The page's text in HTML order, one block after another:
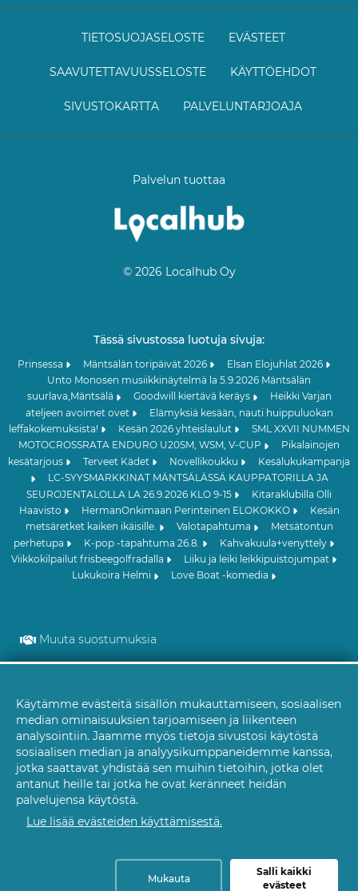
TIETOSUOJASELOSTE EVÄSTEET
SAAVUTETTAVUUSSELOSTE KÄYTTÖEHDOT
SIVUSTOKARTTA PALVELUNTARJOAJA
Palvelun tuottaa
© 2026 Localhub Oy
Tässä sivustossa luotuja sivuja:
Prinsessa Mäntsälän toripäivät 2026
Elsan Elojuhlat 2026
Unto Monosen musiikkinäytelmä la 5.9.2026 Mäntsälän
suurlava,Mäntsälä
Goodwill kiertävä keräys
Heikki Varjan
ateljeen avoimet ovet
Elämyksiä kesään, nauti huippuluokan
leffakokemuksista!
Kesän 2026 yhteislaulut
SML XXVII NUMMEN
MOTOCROSSRATA ENDURO U20SM, WSM, V-CUP
Pikalainojen
kesätarjous
Terveet Kädet Novellikoukku
Kesälukukampanja
LC-SYYSMARKKINAT MÄNTSÄLÄSSÄ KAUPPATORILLA JA
SEUROJENTALOLLA LA 26.9.2026 KLO 9-15
Kitaraklubilla Olli
Haavisto
HermanOnkimaan Perinteinen ELOKOKKO
Kesän
metsäretket kaiken ikäisille.
Valotapahtuma
Metsätontun
perhetupa
K-pop -tapahtuma 26.8.
Kahvakuula+venyttely
Viikkokilpailut frisbeegolfradalla
Liiku ja leiki leikkipuistojumpat
Lukukoira Helmi
Love Boat -komedia
Muuta suostumuksia
Evästeet
Käytämme evästeitä sisällön mukauttamiseen, sosiaalisen
median ominaisuuksien tarjoamiseen ja liikenteen
analysointiin. Jaamme myös tietoja sivustosi käytöstä
sosiaalisen median ja analyysikumppaneidemme kanssa,
jotka saattavat yhdistää sen muihin tietoihin, jotka olet
antanut heille tai jotka he ovat keränneet heidän
palvelujensa käytöstä.
Lue lisää evästeiden käyttämisestä.
Mukauta
Salli kaikki
evästeet